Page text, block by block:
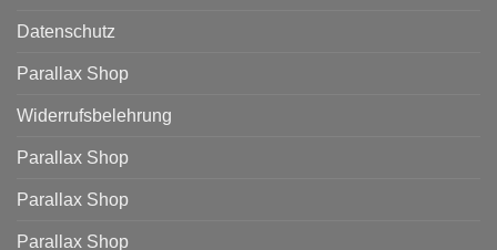
Datenschutz
Parallax Shop
Widerrufsbelehrung
Parallax Shop
Parallax Shop
Parallax Shop